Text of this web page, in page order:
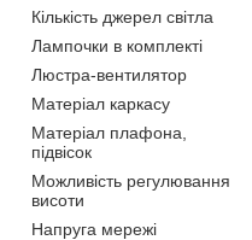
Кількість джерел світла
Лампочки в комплекті
Люстра-вентилятор
Матеріал каркасу
Матеріал плафона,
підвісок
Можливість регулювання
висоти
Напруга мережі